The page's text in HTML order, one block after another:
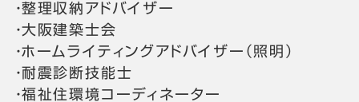
・整理収納アドバイザー
・大阪建築士会
・ホームライティングアドバイザー（照明）
・耐震診断技能士
・福祉住環境コーディネーター